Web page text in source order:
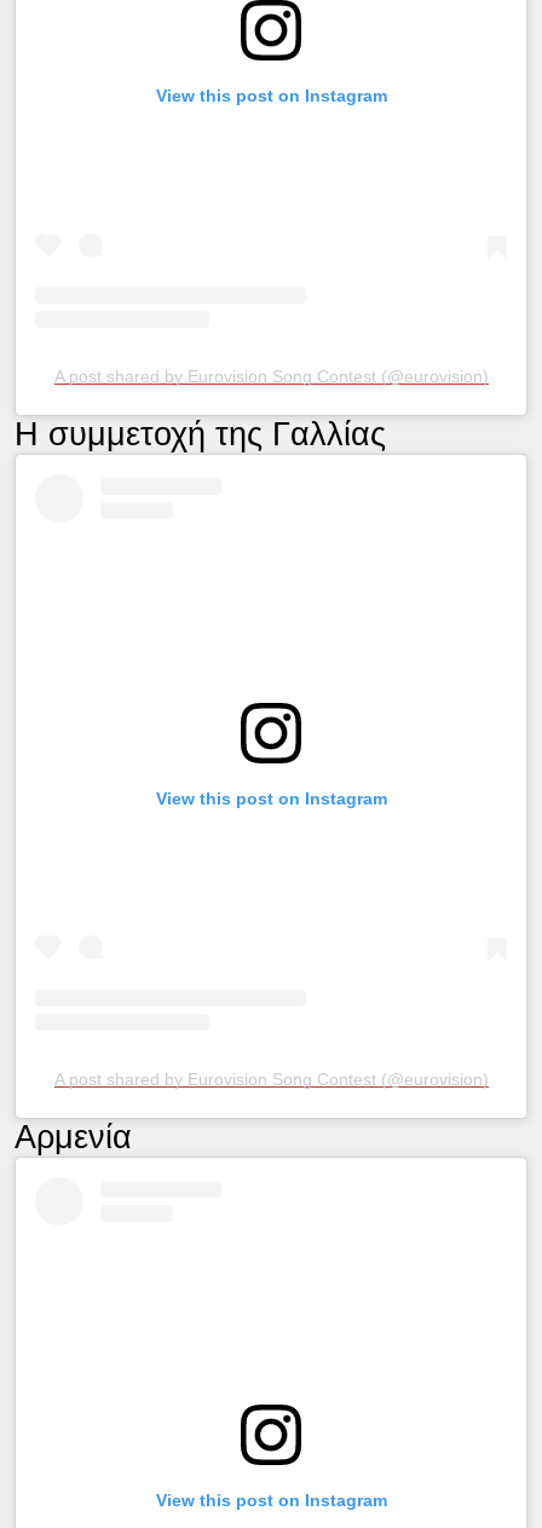
View this post on Instagram
A post shared by Eurovision Song Contest (@eurovision)
Η συμμετοχή της Γαλλίας
View this post on Instagram
A post shared by Eurovision Song Contest (@eurovision)
Αρμενία
View this post on Instagram